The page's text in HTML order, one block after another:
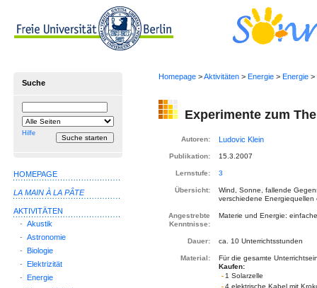
Homepage >Aktivitäten > Energie > Energie >
Experimente zum
Autoren:
Publikation: 15.3.2007
Lernstufe: 3
Übersicht:
Wind, Sonne, fallende
verschiedene Energiequellen
Angestrebte
Kenntnisse:
Materie und Energie:
Dauer: ca. 10 Unterrichtsstunden
Material:
Für die gesamte
Kaufen:
1 Solarzelle
4 elektrische Kabel mit
Suche
einschränken
Hilfe
HOMEPAGE
LA MAIN À LA PÂTE
AKTIVITÄTEN
- Akustik
- Astronomie
- Biologie
- Elektrizität
- Energie